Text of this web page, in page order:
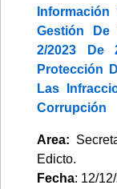
Gestión De
2/2023 De
Protección
Las
Corrupción
Area:
Edicto.
Fecha: 12/